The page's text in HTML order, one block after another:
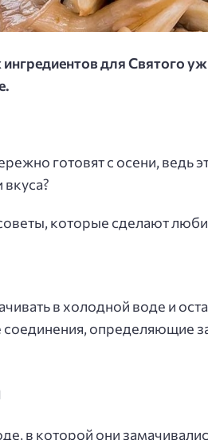
для Святого
готовят с осени, ведь
советы, которые сделают
в холодной воде и
определяющие
в которой они